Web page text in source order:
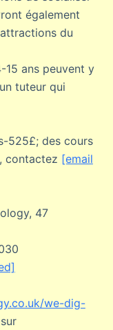
également
du
15 ans peuvent y
tuteur qui
525£; des cours
contactez [email
47
we-dig-